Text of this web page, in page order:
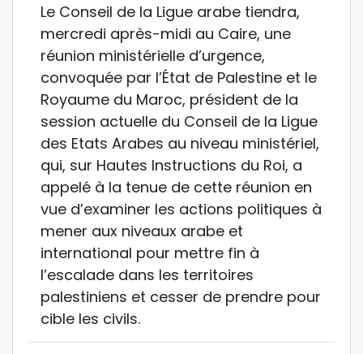
Le Conseil de la Ligue arabe tiendra,
mercredi après-midi au Caire, une
réunion ministérielle d’urgence,
convoquée par l’État de Palestine et le
Royaume du Maroc, président de la
session actuelle du Conseil de la Ligue
des Etats Arabes au niveau ministériel,
qui, sur Hautes Instructions du Roi, a
appelé à la tenue de cette réunion en
vue d’examiner les actions politiques à
mener aux niveaux arabe et
international pour mettre fin à
l’escalade dans les territoires
palestiniens et cesser de prendre pour
cible les civils.